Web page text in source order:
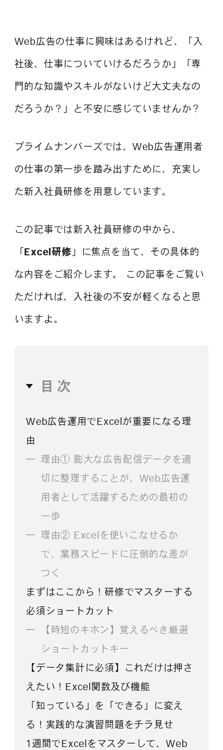
よくある質問
Web広告の仕事に興味はあるけれど、「入
社後、仕事についていけるだろうか」「専
門的な知識やスキルがないけど大丈夫なの
だろうか？」と不安に感じていませんか？
プライムナンバーズでは、Web広告運用者
の仕事の第一歩を踏み出すために、充実し
た新入社員研修を用意しています。
この記事では新入社員研修の中から、
Excel研修 」に焦点を当て、その具体的
な内容をご紹介します。 この記事をご覧い
ただければ、入社後の不安が軽くなると思
いますよ。
目次
Web広告運用でExcelが重要になる理
由
理由① 膨大な広告配信データを適
切に整理することが、Web広告運
用者として活躍するための最初の
一歩
理由② Excelを使いこなせるか
で、業務スピードに圧倒的な差が
つく
まずはここから！研修でマスターする
必須ショートカット
【時短のキホン】覚えるべき厳選
ショートカットキー
【データ集計に必須】これだけは押さ
えたい！Excel関数及び機能
「知っている」を「できる」に変え
る！実践的な演習問題をチラ見せ
1週間でExcelをマスターして、Web